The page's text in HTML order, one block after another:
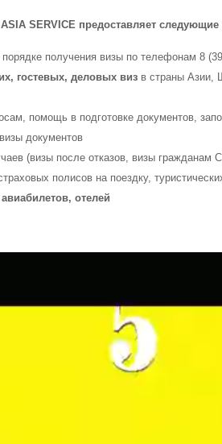
SERVICE предоставляет следующие
порядке получения визы по телефонам 8
гостевых, деловых визв страны Азии,
помощь в подготовке документов,
документов
(визы после отказов, визы гражданам
полисов на поездку,
отелей